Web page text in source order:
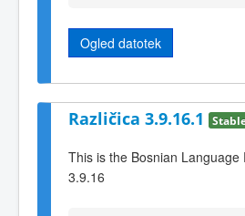
Ogled datotek
Različica 3.9.16.1
This is the Bosnian Language
3.9.16